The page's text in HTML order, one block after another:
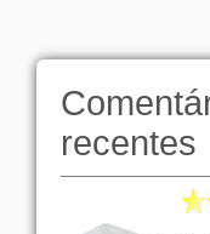
recentes